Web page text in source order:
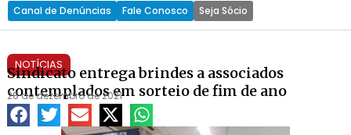
Canal de Denúncias Fale Conosco Seja Sócio
NOTÍCIAS
Sindicato entrega brindes a associados
contemplados em sorteio de fim de ano
28 de dezembro de 2021